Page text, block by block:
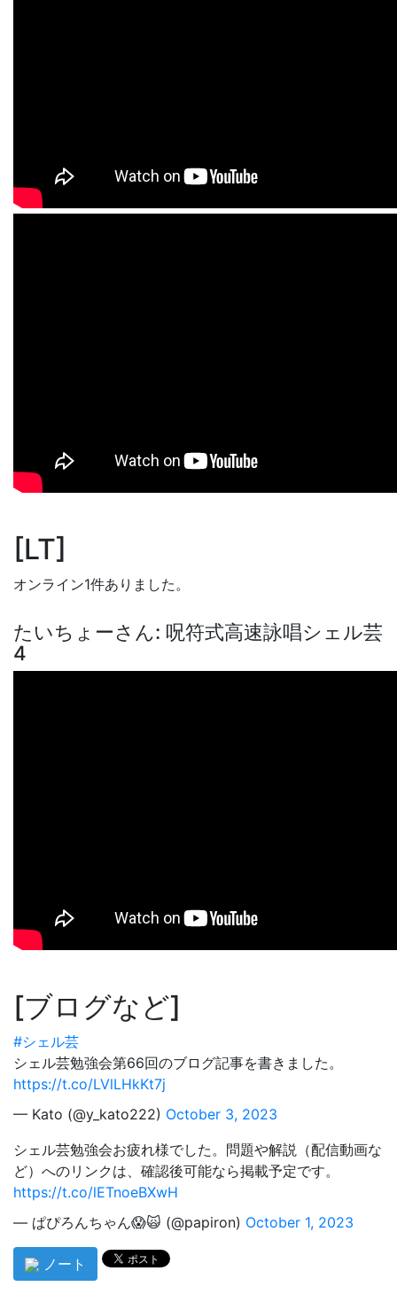
LT
オンライン1件ありました。
たいちょーさん: 呪符式高速詠唱シェル芸
4
ブログなど
#シェル芸
シェル芸勉強会第66回のブログ記事を書きました。
https://t.co/LVlLHkKt7j
— Kato (@y_kato222) October 3, 2023
シェル芸勉強会お疲れ様でした。問題や解説（配信動画な
ど）へのリンクは、確認後可能なら掲載予定です。
https://t.co/lETnoeBXwH
— ぱぴろんちゃん😱🙀 (@papiron) October 1, 2023
ノート